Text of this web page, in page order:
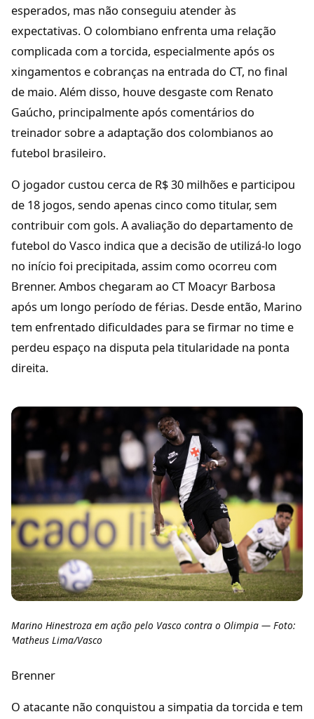
esperados, mas não conseguiu atender às
expectativas. O colombiano enfrenta uma relação
complicada com a torcida, especialmente após os
xingamentos e cobranças na entrada do CT, no final
de maio. Além disso, houve desgaste com Renato
Gaúcho, principalmente após comentários do
treinador sobre a adaptação dos colombianos ao
futebol brasileiro.
O jogador custou cerca de R$ 30 milhões e participou
de 18 jogos, sendo apenas cinco como titular, sem
contribuir com gols. A avaliação do departamento de
futebol do Vasco indica que a decisão de utilizá-lo logo
no início foi precipitada, assim como ocorreu com
Brenner. Ambos chegaram ao CT Moacyr Barbosa
após um longo período de férias. Desde então, Marino
tem enfrentado dificuldades para se firmar no time e
perdeu espaço na disputa pela titularidade na ponta
direita.
Marino Hinestroza em ação pelo Vasco contra o Olimpia — Foto:
Matheus Lima/Vasco
Brenner
O atacante não conquistou a simpatia da torcida e tem